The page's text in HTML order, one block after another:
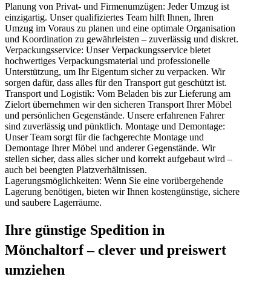
Planung von Privat- und Firmenumzügen: Jeder Umzug ist
einzigartig. Unser qualifiziertes Team hilft Ihnen, Ihren
Umzug im Voraus zu planen und eine optimale Organisation
und Koordination zu gewährleisten – zuverlässig und diskret.
Verpackungsservice: Unser Verpackungsservice bietet
hochwertiges Verpackungsmaterial und professionelle
Unterstützung, um Ihr Eigentum sicher zu verpacken. Wir
sorgen dafür, dass alles für den Transport gut geschützt ist.
Transport und Logistik: Vom Beladen bis zur Lieferung am
Zielort übernehmen wir den sicheren Transport Ihrer Möbel
und persönlichen Gegenstände. Unsere erfahrenen Fahrer
sind zuverlässig und pünktlich. Montage und Demontage:
Unser Team sorgt für die fachgerechte Montage und
Demontage Ihrer Möbel und anderer Gegenstände. Wir
stellen sicher, dass alles sicher und korrekt aufgebaut wird –
auch bei beengten Platzverhältnissen.
Lagerungsmöglichkeiten: Wenn Sie eine vorübergehende
Lagerung benötigen, bieten wir Ihnen kostengünstige, sichere
und saubere Lagerräume.
Ihre günstige Spedition in
Mönchaltorf – clever und preiswert
umziehen